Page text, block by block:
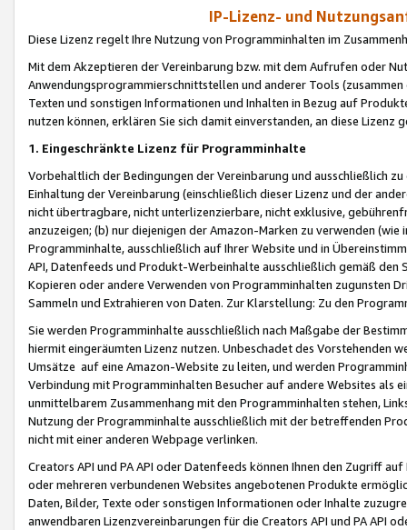
IP-Lizenz- und
Diese Lizenz regelt Ihre Nutzung von Programminhalten im
Mit dem Akzeptieren der Vereinbarung bzw. mit dem Aufrufen oder
Anwendungsprogrammierschnittstellen und anderer Tools (zusammen
Texten und sonstigen Informationen und Inhalten in Bezug auf
nutzen können, erklären Sie sich damit einverstanden, an diese Lizenz
1. Eingeschränkte Lizenz für Programminhalte
Vorbehaltlich der Bedingungen der Vereinbarung und ausschließlich
Einhaltung der Vereinbarung (einschließlich dieser Lizenz und der
nicht übertragbare, nicht unterlizenzierbare, nicht exklusive,
anzuzeigen; (b) nur diejenigen der Amazon-Marken zu verwenden
Programminhalte, ausschließlich auf Ihrer Website und in
API, Datenfeeds und Produkt-Werbeinhalte ausschließlich gemäß
Kopieren oder andere Verwenden von Programminhalten zugunsten
Sammeln und Extrahieren von Daten. Zur Klarstellung: Zu den
Sie werden Programminhalte ausschließlich nach Maßgabe der
hiermit eingeräumten Lizenz nutzen. Unbeschadet des Vorstehenden
Umsätze auf eine Amazon-Website zu leiten, und werden
Verbindung mit Programminhalten Besucher auf andere Websites als
unmittelbarem Zusammenhang mit den Programminhalten stehen,
Nutzung der Programminhalte ausschließlich mit der betreffenden
nicht mit einer anderen Webpage verlinken.
Creators API und PA API oder Datenfeeds können Ihnen den Zugriff
oder mehreren verbundenen Websites angebotenen Produkte
Daten, Bilder, Texte oder sonstigen Informationen oder Inhalte
anwendbaren Lizenzvereinbarungen für die Creators API und PA API